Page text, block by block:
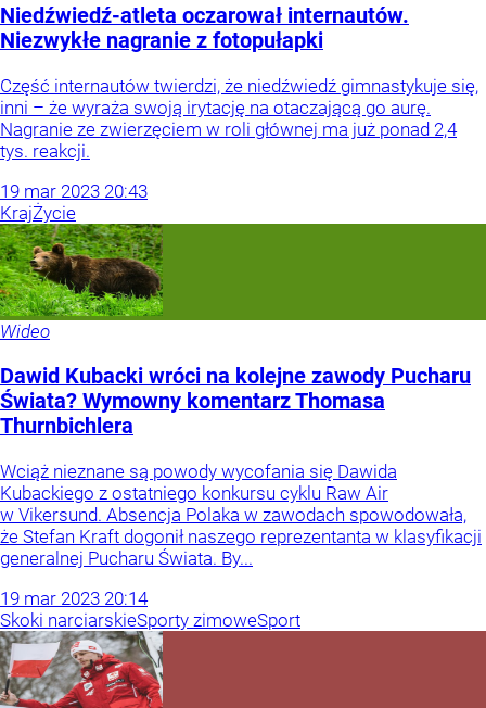
Niedźwiedź-atleta oczarował internautów.
Niezwykłe nagranie z fotopułapki
Część internautów twierdzi, że niedźwiedź gimnastykuje się,
inni – że wyraża swoją irytację na otaczającą go aurę.
Nagranie ze zwierzęciem w roli głównej ma już ponad 2,4
tys. reakcji.
19 mar 2023 20:43
KrajŻycie
Wideo
Dawid Kubacki wróci na kolejne zawody Pucharu
Świata? Wymowny komentarz Thomasa
Thurnbichlera
Wciąż nieznane są powody wycofania się Dawida
Kubackiego z ostatniego konkursu cyklu Raw Air
w Vikersund. Absencja Polaka w zawodach spowodowała,
że Stefan Kraft dogonił naszego reprezentanta w klasyfikacji
generalnej Pucharu Świata. By...
19 mar 2023 20:14
Skoki narciarskieSporty zimoweSport